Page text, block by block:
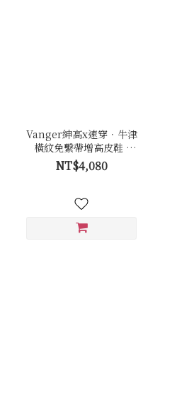
Vanger紳高x速穿．牛津
橫紋免繫帶增高皮鞋 -
Va289咖
NT$4,080